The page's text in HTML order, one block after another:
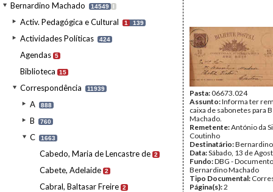
Bernardino Machado 14549 I
Activ. Pedagógica e Cultural 1 139
Actividades Políticas 424
Agendas 5
Biblioteca 15
Correspondência 11939
A 888
B 760
C 1663
Cabedo, Maria de Lencastre de 2
Cabete, Adelaide 2
Cabral, Baltasar Freire 2
Pasta:06673.024
Assunto:Informa ter
caixa de sabonetes para
Machado.
Remetente:António da
Coutinho
Destinatário:
Data:Sábado, 13 de
Fundo:DBG -
Bernardino Machado
Tipo Documental:
Página(s):2